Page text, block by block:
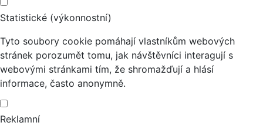
Statistické (výkonnostní)
Tyto soubory cookie pomáhají vlastníkům webových
stránek porozumět tomu, jak návštěvníci interagují s
webovými stránkami tím, že shromažďují a hlásí
informace, často anonymně.
Reklamní